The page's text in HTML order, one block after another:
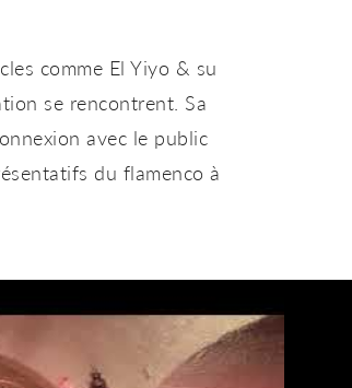
comme El Yiyo & su
se rencontrent. Sa
avec le public
du flamenco à